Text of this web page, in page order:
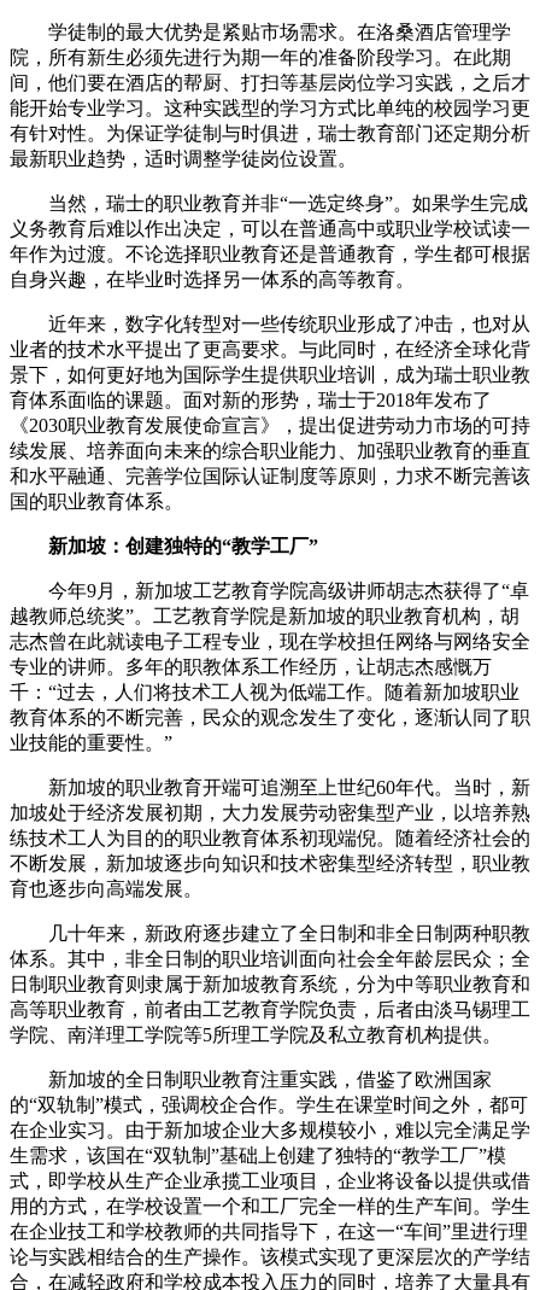
学徒制的最大优势是紧贴市场需求。在洛桑酒店管理学
院，所有新生必须先进行为期一年的准备阶段学习。在此期
间，他们要在酒店的帮厨、打扫等基层岗位学习实践，之后才
能开始专业学习。这种实践型的学习方式比单纯的校园学习更
有针对性。为保证学徒制与时俱进，瑞士教育部门还定期分析
最新职业趋势，适时调整学徒岗位设置。
当然，瑞士的职业教育并非“一选定终身”。如果学生完成
义务教育后难以作出决定，可以在普通高中或职业学校试读一
年作为过渡。不论选择职业教育还是普通教育，学生都可根据
自身兴趣，在毕业时选择另一体系的高等教育。
近年来，数字化转型对一些传统职业形成了冲击，也对从
业者的技术水平提出了更高要求。与此同时，在经济全球化背
景下，如何更好地为国际学生提供职业培训，成为瑞士职业教
育体系面临的课题。面对新的形势，瑞士于2018年发布了
《2030职业教育发展使命宣言》，提出促进劳动力市场的可持
续发展、培养面向未来的综合职业能力、加强职业教育的垂直
和水平融通、完善学位国际认证制度等原则，力求不断完善该
国的职业教育体系。
新加坡：创建独特的“教学工厂”
今年9月，新加坡工艺教育学院高级讲师胡志杰获得了“卓
越教师总统奖”。工艺教育学院是新加坡的职业教育机构，胡
志杰曾在此就读电子工程专业，现在学校担任网络与网络安全
专业的讲师。多年的职教体系工作经历，让胡志杰感慨万
千：“过去，人们将技术工人视为低端工作。随着新加坡职业
教育体系的不断完善，民众的观念发生了变化，逐渐认同了职
业技能的重要性。”
新加坡的职业教育开端可追溯至上世纪60年代。当时，新
加坡处于经济发展初期，大力发展劳动密集型产业，以培养熟
练技术工人为目的的职业教育体系初现端倪。随着经济社会的
不断发展，新加坡逐步向知识和技术密集型经济转型，职业教
育也逐步向高端发展。
几十年来，新政府逐步建立了全日制和非全日制两种职教
体系。其中，非全日制的职业培训面向社会全年龄层民众；全
日制职业教育则隶属于新加坡教育系统，分为中等职业教育和
高等职业教育，前者由工艺教育学院负责，后者由淡马锡理工
学院、南洋理工学院等5所理工学院及私立教育机构提供。
新加坡的全日制职业教育注重实践，借鉴了欧洲国家
的“双轨制”模式，强调校企合作。学生在课堂时间之外，都可
在企业实习。由于新加坡企业大多规模较小，难以完全满足学
生需求，该国在“双轨制”基础上创建了独特的“教学工厂”模
式，即学校从生产企业承揽工业项目，企业将设备以提供或借
用的方式，在学校设置一个和工厂完全一样的生产车间。学生
在企业技工和学校教师的共同指导下，在这一“车间”里进行理
论与实践相结合的生产操作。该模式实现了更深层次的产学结
合，在减轻政府和学校成本投入压力的同时，培养了大量具有